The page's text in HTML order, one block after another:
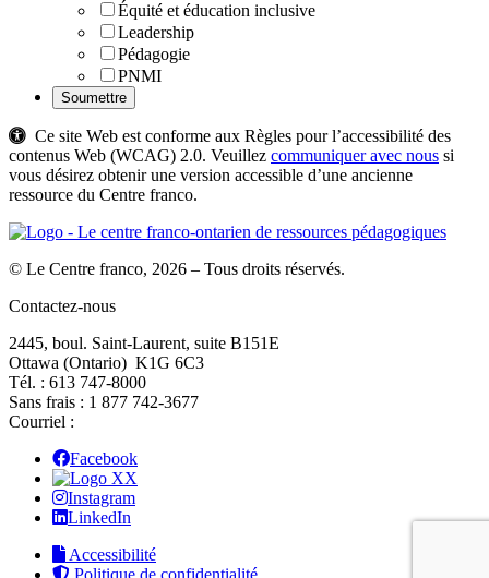
Équité et éducation inclusive
Leadership
Pédagogie
PNMI
Ce site Web est conforme aux Règles pour l’accessibilité des
contenus Web (WCAG) 2.0. Veuillez communiquer avec nous si
vous désirez obtenir une version accessible d’une ancienne
ressource du Centre franco.
© Le Centre franco, 2026 – Tous droits réservés.
Contactez-nous
2445, boul. Saint-Laurent, suite B151E
Ottawa (Ontario) K1G 6C3
Tél. : 613 747‑8000
Sans frais : 1 877 742‑3677
Courriel :
Facebook
X
Instagram
LinkedIn
Accessibilité